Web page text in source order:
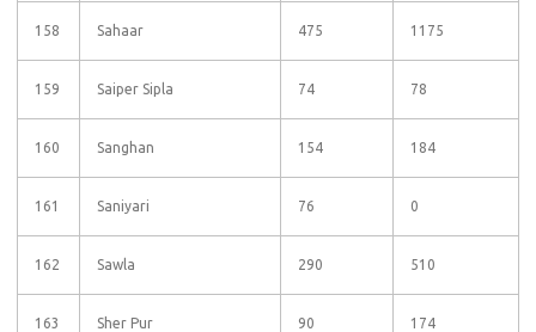
158 Sahaar 475 1175
159 Saiper Sipla 74 78
160 Sanghan 154 184
161 Saniyari 76 0
162 Sawla 290 510
163 Sher Pur 90 174